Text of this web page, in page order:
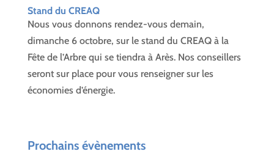
Stand du CREAQ
Nous vous donnons rendez-vous demain,
dimanche 6 octobre, sur le stand du CREAQ à la
Fête de l’Arbre qui se tiendra à Arès. Nos conseillers
seront sur place pour vous renseigner sur les
économies d’énergie.
Prochains évènements